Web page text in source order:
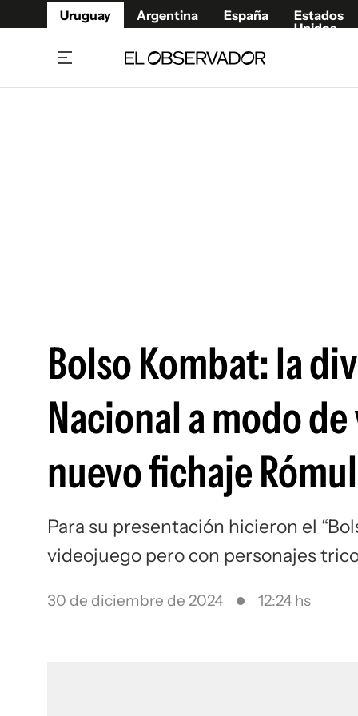
Uruguay Argentina España
Estados
Unidos
Bolso Kombat: la
Nacional a modo
nuevo fichaje
Para su presentación hicieron el
videojuego pero con personajes
30 de diciembre de 2024 12:24 hs